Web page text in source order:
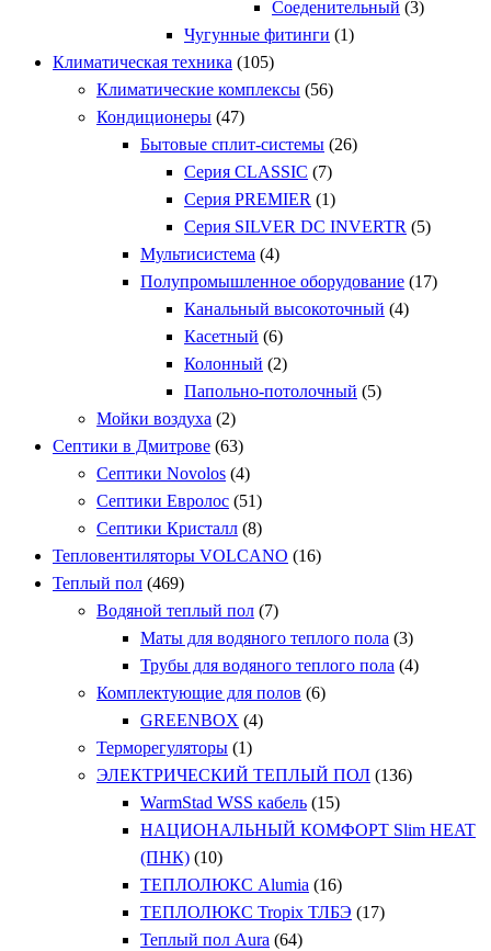
Соеденительный (3)
Чугунные фитинги (1)
Климатическая техника (105)
Климатические комплексы (56)
Кондиционеры (47)
Бытовые сплит-системы (26)
Серия CLASSIC (7)
Серия PREMIER (1)
Серия SILVER DC INVERTR (5)
Мультисистема (4)
Полупромышленное оборудование (17)
Канальный высокоточный (4)
Касетный (6)
Колонный (2)
Папольно-потолочный (5)
Мойки воздуха (2)
Септики в Дмитрове (63)
Септики Novolos (4)
Септики Евролос (51)
Септики Кристалл (8)
Тепловентиляторы VOLCANO (16)
Теплый пол (469)
Водяной теплый пол (7)
Маты для водяного теплого пола (3)
Трубы для водяного теплого пола (4)
Комплектующие для полов (6)
GREENBOX (4)
Терморегуляторы (1)
ЭЛЕКТРИЧЕСКИЙ ТЕПЛЫЙ ПОЛ (136)
WarmStad WSS кабель (15)
НАЦИОНАЛЬНЫЙ КОМФОРТ Slim HEAT
(ПНК) (10)
ТЕПЛОЛЮКС Alumia (16)
ТЕПЛОЛЮКС Tropix ТЛБЭ (17)
Теплый пол Aura (64)